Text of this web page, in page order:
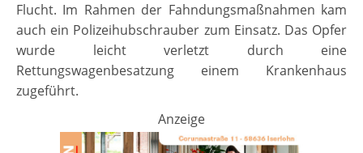
Flucht. Im Rahmen der Fahndungsmaßnahmen kam
auch ein Polizeihubschrauber zum Einsatz. Das Opfer
wurde leicht verletzt durch eine
Rettungswagenbesatzung einem Krankenhaus
zugeführt.
Anzeige